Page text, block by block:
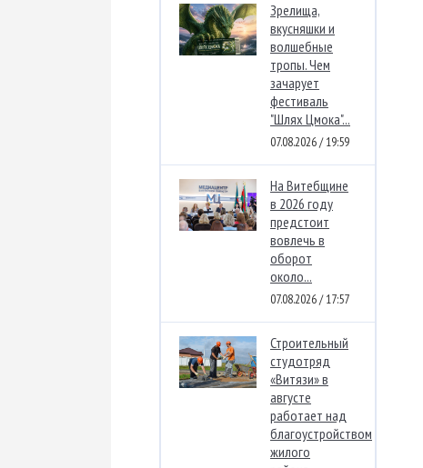
Зрелища,
вкусняшки и
волшебные
тропы. Чем
зачарует
фестиваль
"Шлях Цмока"...
07.08.2026 / 19:59
На Витебщине
в 2026 году
предстоит
вовлечь в
оборот
около...
07.08.2026 / 17:57
Строительный
студотряд
«Витязи» в
августе
работает над
благоустройством
жилого